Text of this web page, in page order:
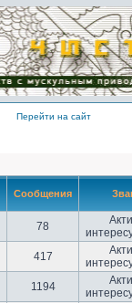
Перейти на сайт
Сообщения
78
417
1194